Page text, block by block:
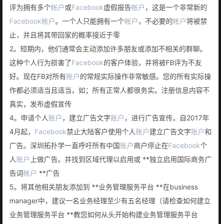
评为拥有多个帐户或Facebook虚假报告帐户 ，这是一个非常新的
Facebook帐户。一个人只能拥有一个帐户 ，不必要的帐户将被禁
止，并且将其带回家的概率接近于零
2。短期内，他们通常会主动添加许多朋友或添加不相关的群聊。
这种个人行为损害了Facebook的客户体验，并将被FB评为不友
好。现在FB对所有账户的常规实际操作非常敏感。您的所有实际操
作都必须适当且适当，如；所有正常人都很务实。注册信息内容不
真实，发布虚假宣传
4。申请个人账户 ，建立广告文字账户 ，进行广告宣传。自2017年
4月起， Facebook禁止大陆客户使用个人账户建立广告文字账户和
广告。深圳拓扑学一直呼吁所有中国账户商户停止在Facebook个
人账户 上做广告。并找到区域代理以启用或 **独立启用国际商务广
告词帐户 **广告
5。将其他相关朋友添加到 **业务管理服务平台 **在business
manager中，建议一名业务经理至少有五名经理（请检查如何建立
业务管理服务平台 **教您如何从头开始构建业务管理服务平台